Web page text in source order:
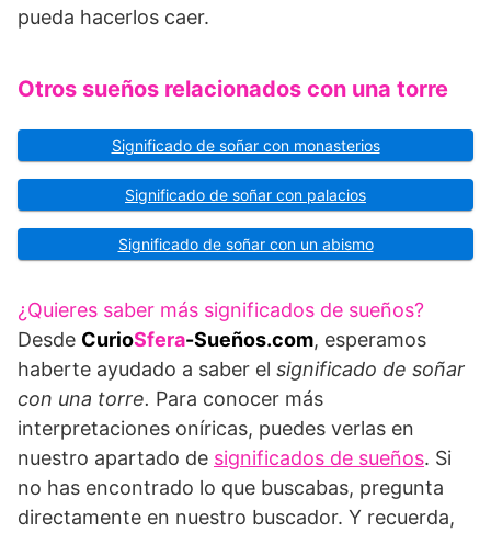
pueda hacerlos caer.
Otros sueños relacionados con una torre
Significado de soñar con monasterios
Significado de soñar con palacios
Significado de soñar con un abismo
¿Quieres saber más significados de sueños?
Desde CurioSfera-Sueños.com, esperamos
haberte ayudado a saber el significado de soñar
con una torre. Para conocer más
interpretaciones oníricas, puedes verlas en
nuestro apartado de significados de sueños. Si
no has encontrado lo que buscabas, pregunta
directamente en nuestro buscador. Y recuerda,